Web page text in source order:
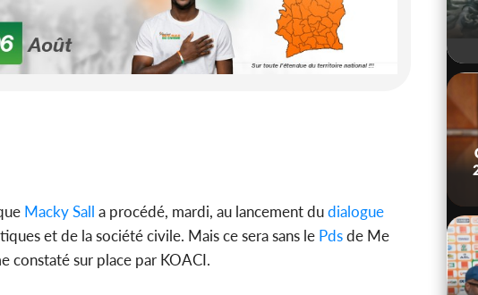
Macky Sall a procédé, mardi, au lancement dudialogue
et de la société civile. Mais ce sera sans le Pdsde Me
constaté sur place par KOACI.
Côte d'Ivoire-Gabon :
Plateau, Brice Clotaire Oligui
Nguema visite le chant...